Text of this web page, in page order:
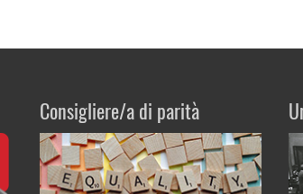
Consigliere/a di parità